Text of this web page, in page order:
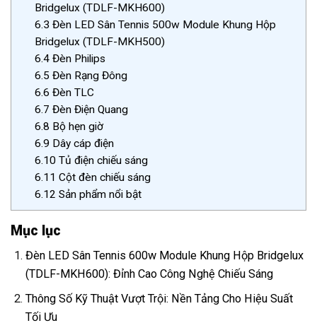
Bridgelux (TDLF-MKH600)
6.3 Đèn LED Sân Tennis 500w Module Khung Hộp
Bridgelux (TDLF-MKH500)
6.4 Đèn Philips
6.5 Đèn Rạng Đông
6.6 Đèn TLC
6.7 Đèn Điện Quang
6.8 Bộ hẹn giờ
6.9 Dây cáp điện
6.10 Tủ điện chiếu sáng
6.11 Cột đèn chiếu sáng
6.12 Sản phẩm nổi bật
Mục lục
Đèn LED Sân Tennis 600w Module Khung Hộp Bridgelux
(TDLF-MKH600): Đỉnh Cao Công Nghệ Chiếu Sáng
Thông Số Kỹ Thuật Vượt Trội: Nền Tảng Cho Hiệu Suất
Tối Ưu